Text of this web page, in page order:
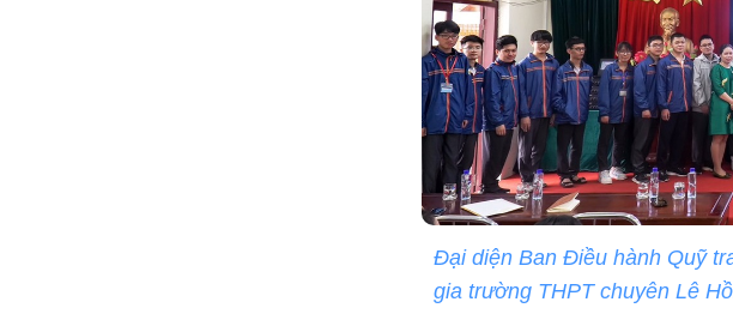
Đại diện Ban Điều hành Quỹ
gia trường THPT chuyên Lê